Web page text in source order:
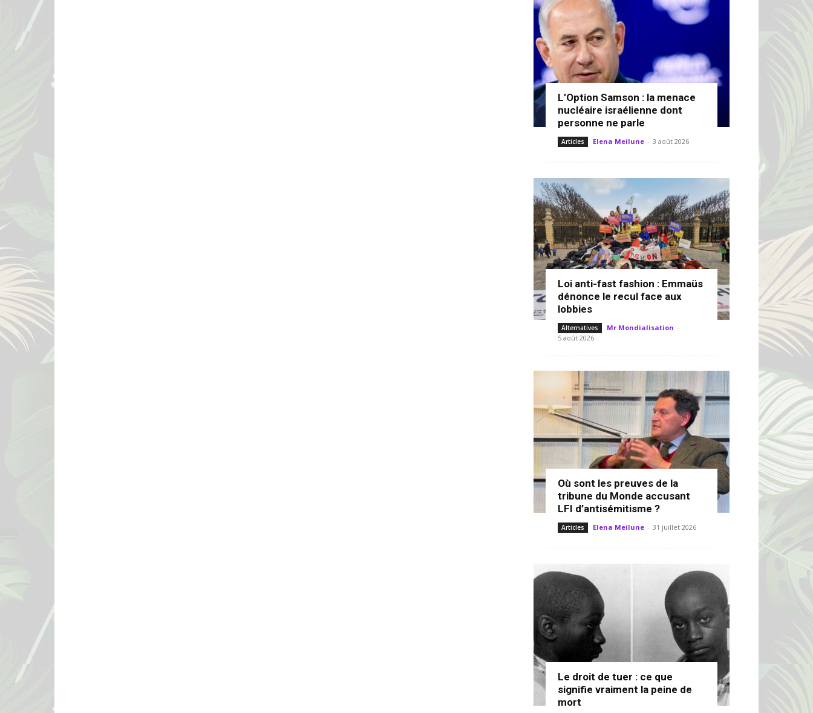
L’Option Samson : la menace
nucléaire israélienne dont
personne ne parle
Articles Elena Meilune - 3 août 2026
Loi anti-fast fashion : Emmaüs
dénonce le recul face aux
lobbies
Alternatives Mr Mondialisation -
5 août 2026
Où sont les preuves de la
tribune du Monde accusant
LFI d’antisémitisme ?
Articles Elena Meilune - 31 juillet 2026
Le droit de tuer : ce que
signifie vraiment la peine de
mort